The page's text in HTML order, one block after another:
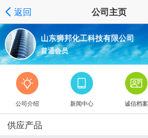
返回 公司主页
山东狮邦化工科技有限公司
普通会员
公司介绍 新闻中心 诚信档案
供应产品